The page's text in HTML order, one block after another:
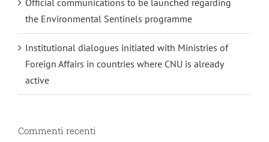
the Environmental Sentinels programme
Institutional dialogues initiated with Ministries of
Foreign Affairs in countries where CNU is already
active
Commenti recenti